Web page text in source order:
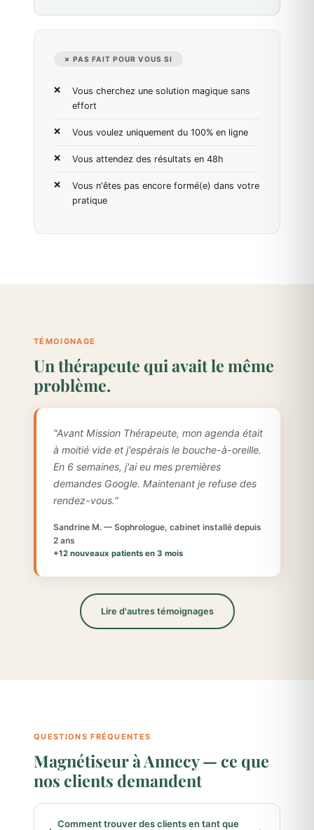
✗ PAS FAIT POUR VOUS SI
Vous cherchez une solution magique sans
effort
Vous voulez uniquement du 100% en ligne
Vous attendez des résultats en 48h
Vous n'êtes pas encore formé(e) dans votre
pratique
TÉMOIGNAGE
Un thérapeute qui avait le même
problème.
"Avant Mission Thérapeute, mon agenda était
à moitié vide et j'espérais le bouche-à-oreille.
En 6 semaines, j'ai eu mes premières
demandes Google. Maintenant je refuse des
rendez-vous."
Sandrine M. — Sophrologue, cabinet installé depuis
2 ans
+12 nouveaux patients en 3 mois
Lire d'autres témoignages
QUESTIONS FRÉQUENTES
Magnétiseur à Annecy — ce que
nos clients demandent
Comment trouver des clients en tant que